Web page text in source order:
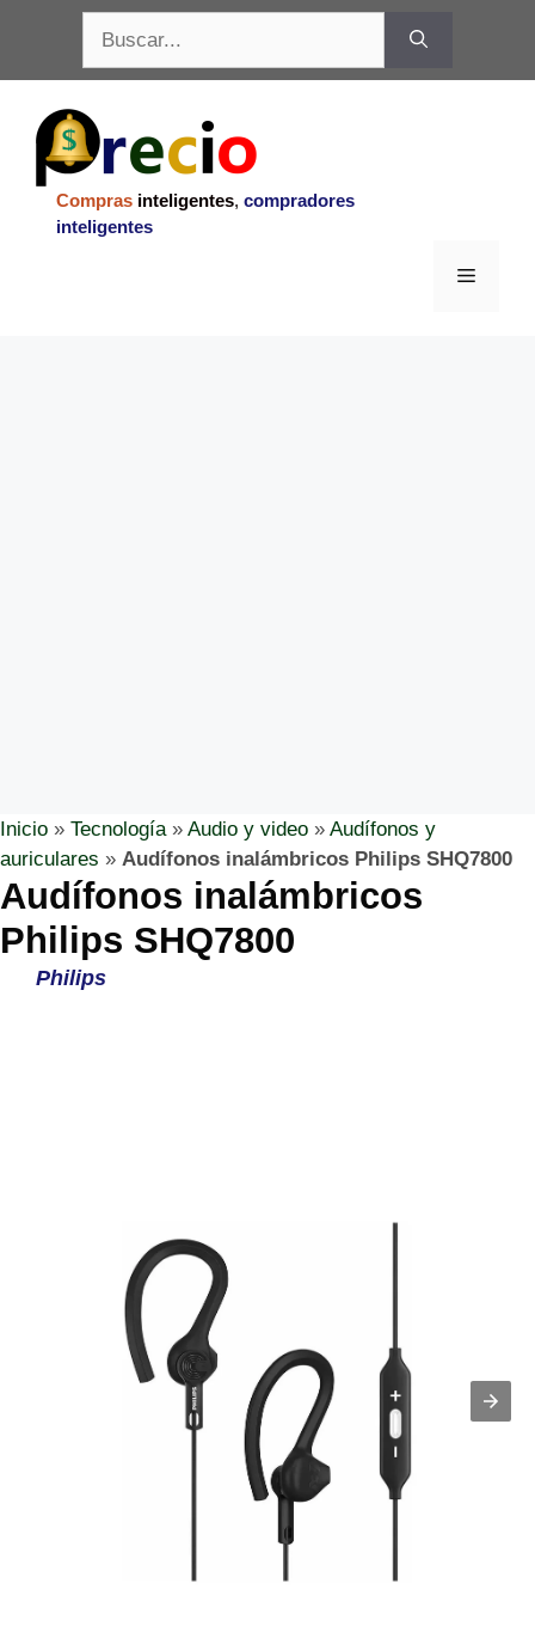
contenido
Compras inteligentes, compradores
inteligentes
Menu
Inicio » Tecnología» Audio y video » Audífonos y
auriculares » Audífonos inalámbricos Philips SHQ7800
Audífonos inalámbricos
Philips SHQ7800
Philips